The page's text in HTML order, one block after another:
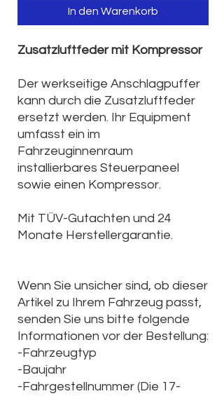
In den Warenkorb
Zusatzluftfeder mit Kompressor
Der werkseitige Anschlagpuffer
kann durch die Zusatzluftfeder
ersetzt werden. Ihr Equipment
umfasst ein im
Fahrzeuginnenraum
installierbares Steuerpaneel
sowie einen Kompressor.
Mit TÜV-Gutachten und 24
Monate Herstellergarantie.
Wenn Sie unsicher sind, ob dieser
Artikel zu Ihrem Fahrzeug passt,
senden Sie uns bitte folgende
Informationen vor der Bestellung:
-Fahrzeugtyp
-Baujahr
-Fahrgestellnummer (Die 17-